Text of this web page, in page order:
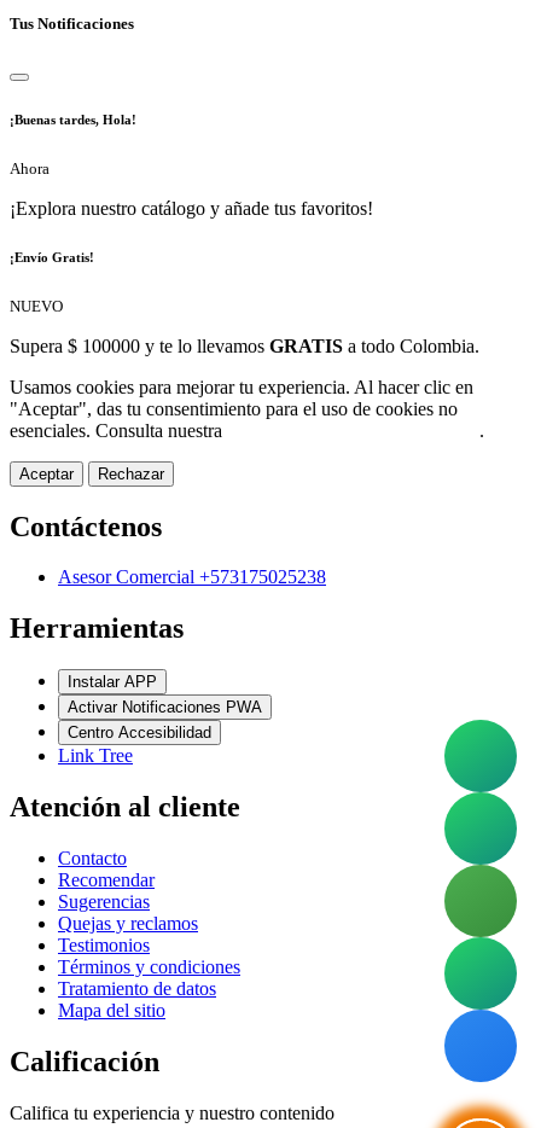
Tus Notificaciones
¡Buenas tardes, Hola!
Ahora
¡Explora nuestro catálogo y añade tus favoritos!
¡Envío Gratis!
NUEVO
Supera $ 100000 y te lo llevamos GRATIS a todo Colombia.
Usamos cookies para mejorar tu experiencia. Al hacer clic en
"Aceptar", das tu consentimiento para el uso de cookies no
esenciales. Consulta nuestra
.
Aceptar Rechazar
Contáctenos
Asesor Comercial +573175025238
Herramientas
Instalar APP
Activar Notificaciones PWA
Centro Accesibilidad
Link Tree
Atención al cliente
Contacto
Recomendar
Sugerencias
Quejas y reclamos
Testimonios
Términos y condiciones
Tratamiento de datos
Mapa del sitio
Calificación
Califica tu experiencia y nuestro contenido